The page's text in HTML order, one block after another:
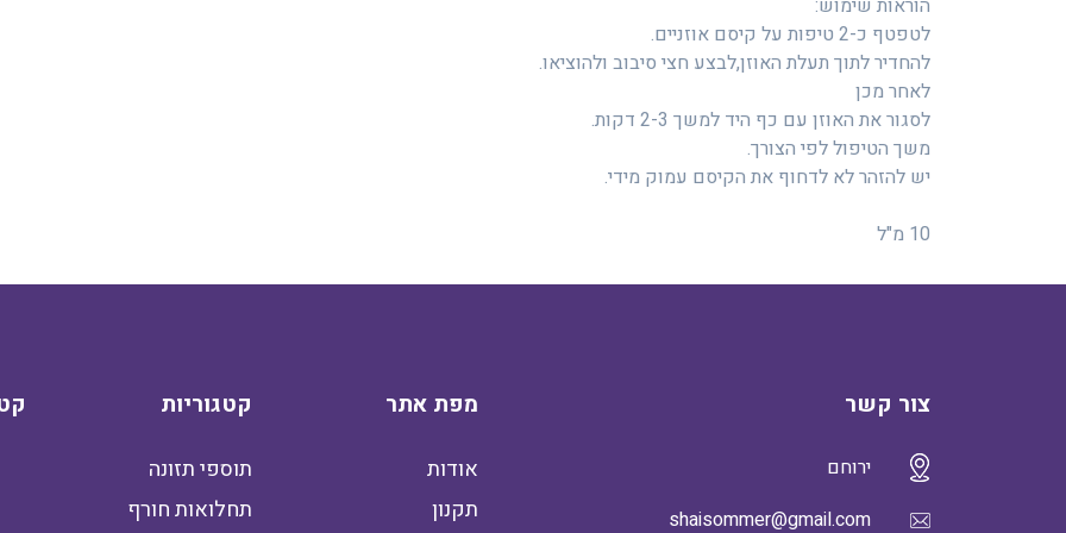
הוראות שימוש:
לטפטף כ-2 טיפות על קיסם אוזניים.
להחדיר לתוך תעלת האוזן,לבצע חצי סיבוב ולהוציאו.
לאחר מכן
לסגור את האוזן עם כף היד למשך 2-3 דקות.
משך הטיפול לפי הצורך.
יש להזהר לא לדחוף את הקיסם עמוק מידי.
10 מ"ל
צור קשר
ירוחם
shaisommer@gmail.com
מפת אתר
אודות
תקנון
קטגוריות
תוספי תזונה
תחלואות חורף